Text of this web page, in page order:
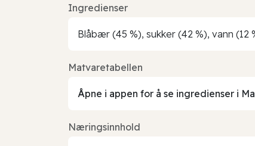
Ingredienser
Blåbær (45 %), sukker (42 %), vann
Matvaretabellen
Åpne i appen for å se ingredienser i
Næringsinnhold